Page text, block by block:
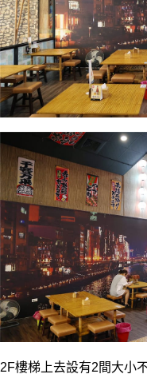
2F樓梯上去設有2間大小